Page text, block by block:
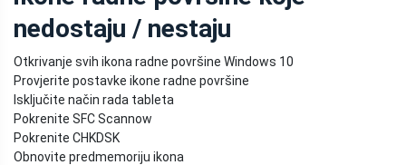
nedostaju / nestaju
Otkrivanje svih ikona radne površine Windows 10
Provjerite postavke ikone radne površine
Isključite način rada tableta
Pokrenite SFC Scannow
Pokrenite CHKDSK
Obnovite predmemoriju ikona